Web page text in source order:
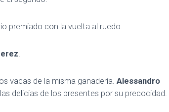
premiado con la vuelta al ruedo.
vacas de la misma ganadería. Alessandro
delicias de los presentes por su precocidad.